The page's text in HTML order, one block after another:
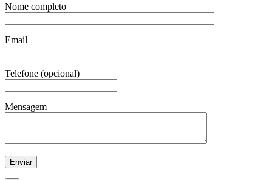
Nome completo
Email
Telefone (opcional)
Mensagem